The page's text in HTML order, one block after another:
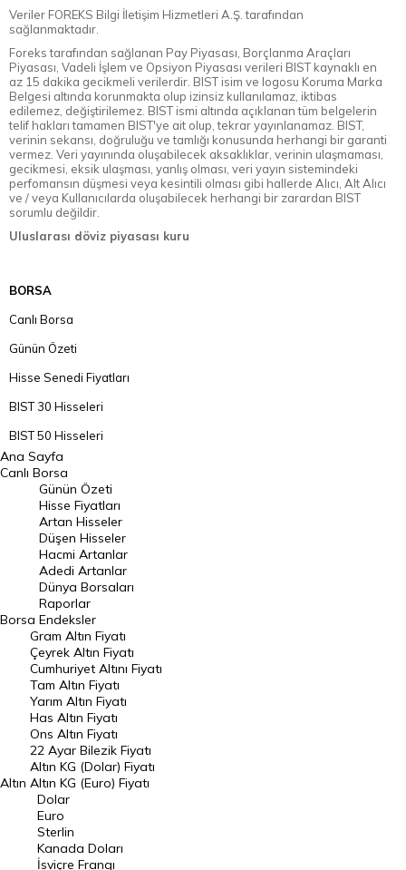
Veriler FOREKS Bilgi İletişim Hizmetleri A.Ş. tarafından
sağlanmaktadır.
Foreks tarafından sağlanan Pay Piyasası, Borçlanma Araçları
Piyasası, Vadeli İşlem ve Opsiyon Piyasası verileri BIST kaynaklı en
az 15 dakika gecikmeli verilerdir. BIST isim ve logosu Koruma Marka
Belgesi altında korunmakta olup izinsiz kullanılamaz, iktibas
edilemez, değiştirilemez. BIST ismi altında açıklanan tüm belgelerin
telif hakları tamamen BIST'ye ait olup, tekrar yayınlanamaz. BIST,
verinin sekansı, doğruluğu ve tamlığı konusunda herhangi bir garanti
vermez. Veri yayınında oluşabilecek aksaklıklar, verinin ulaşmaması,
gecikmesi, eksik ulaşması, yanlış olması, veri yayın sistemindeki
perfomansın düşmesi veya kesintili olması gibi hallerde Alıcı, Alt Alıcı
ve / veya Kullanıcılarda oluşabilecek herhangi bir zarardan BIST
sorumlu değildir.
Uluslarası döviz piyasası kuru
BORSA
Canlı Borsa
Günün Özeti
Hisse Senedi Fiyatları
BIST 30 Hisseleri
BIST 50 Hisseleri
BIST 100 Hisseleri
En Çok Artan Hisseler
En Çok Düşen Hisseler
Hacmi Artanlar
Geçmiş Kapanışlar
Dünya Borsaları
Raporlar
Endeksler
DÖVİZ
Döviz Kuru
Dolar Kuru
Euro Kuru
Pound Kuru
Frank Kuru
Ana Sayfa
Canlı Borsa
Borsa
Günün Özeti
Hisse Fiyatları
Artan Hisseler
Düşen Hisseler
Hacmi Artanlar
Adedi Artanlar
Dünya Borsaları
Raporlar
Endeksler
Altın
Gram Altın Fiyatı
Çeyrek Altın Fiyatı
Cumhuriyet Altını Fiyatı
Tam Altın Fiyatı
Yarım Altın Fiyatı
Has Altın Fiyatı
Ons Altın Fiyatı
22 Ayar Bilezik Fiyatı
Altın KG (Dolar) Fiyatı
Altın KG (Euro) Fiyatı
Dolar
Euro
Sterlin
Kanada Doları
İsviçre Frangı